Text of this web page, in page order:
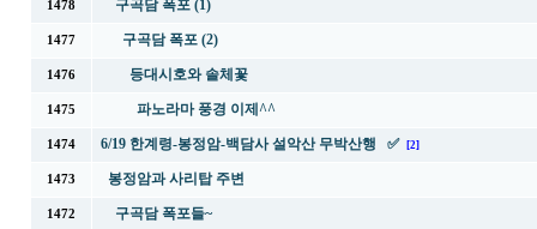
1478 구곡담 폭포 (1)
1477 구곡담 폭포 (2)
1476 등대시호와 솔체꽃
1475 파노라마 풍경 이제^^
1474 6/19 한계령-봉정암-백담사 설악산 무박산행 ✅ [2]
1473 봉정암과 사리탑 주변
1472 구곡담 폭포들~